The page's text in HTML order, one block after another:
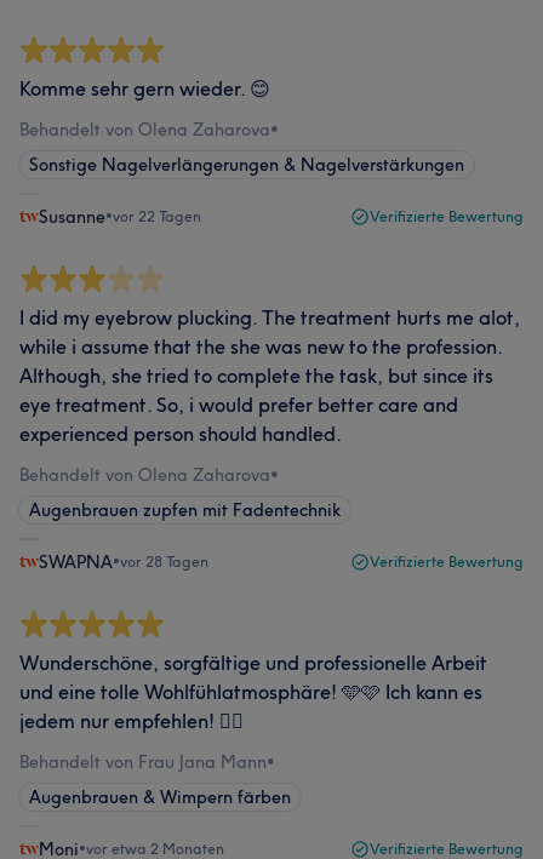
Komme sehr gern wieder. 😊
Behandelt von Olena Zaharova•
Sonstige Nagelverlängerungen & Nagelverstärkungen
Susanne•vor 22 Tagen Verifizierte Bewertung
I did my eyebrow plucking. The treatment hurts me alot,
while i assume that the she was new to the profession.
Although, she tried to complete the task, but since its
eye treatment. So, i would prefer better care and
experienced person should handled.
Behandelt von Olena Zaharova•
Augenbrauen zupfen mit Fadentechnik
SWAPNA•vor 28 Tagen Verifizierte Bewertung
Wunderschöne, sorgfältige und professionelle Arbeit
und eine tolle Wohlfühlatmosphäre! 🩵🩷 Ich kann es
jedem nur empfehlen! 👍🏻
Behandelt von Frau Jana Mann•
Augenbrauen & Wimpern färben
Moni•vor etwa 2 Monaten Verifizierte Bewertung